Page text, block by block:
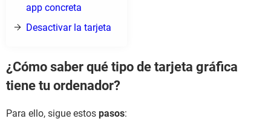
app concreta
Desactivar la tarjeta
¿Cómo saber qué tipo de tarjeta gráfica
tiene tu ordenador?
Para ello, sigue estos pasos: